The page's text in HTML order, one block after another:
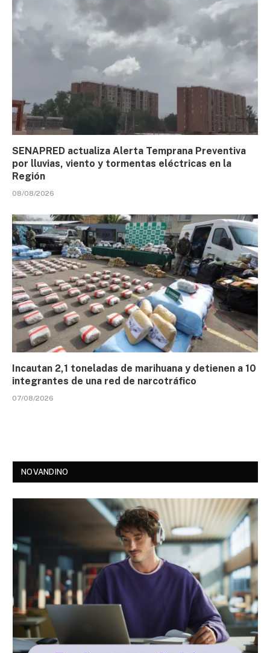
SENAPRED actualiza Alerta Temprana Preventiva
por lluvias, viento y tormentas eléctricas en la
Región
08/08/2026
Incautan 2,1 toneladas de marihuana y detienen a 10
integrantes de una red de narcotráfico
07/08/2026
NOVANDINO